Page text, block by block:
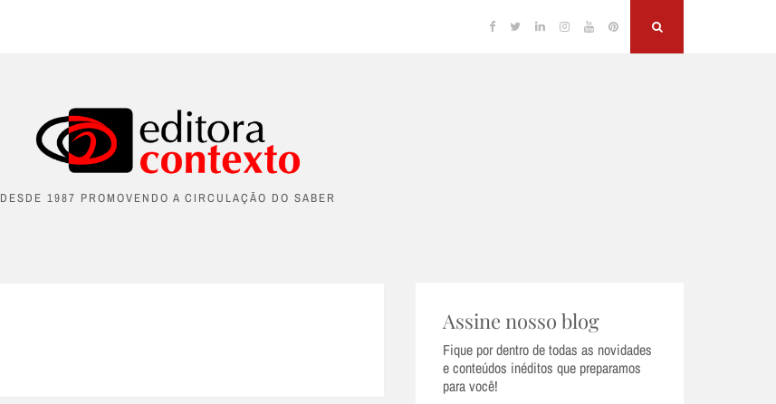
Facebook
TwitterLinkedinInstagram
YouTubePinterest
DESDE 1987 PROMOVENDO A CIRCULAÇÃO DO SABER
Assine nosso blog
Fique por dentro de todas as novidades
e conteúdos inéditos que preparamos
para você!